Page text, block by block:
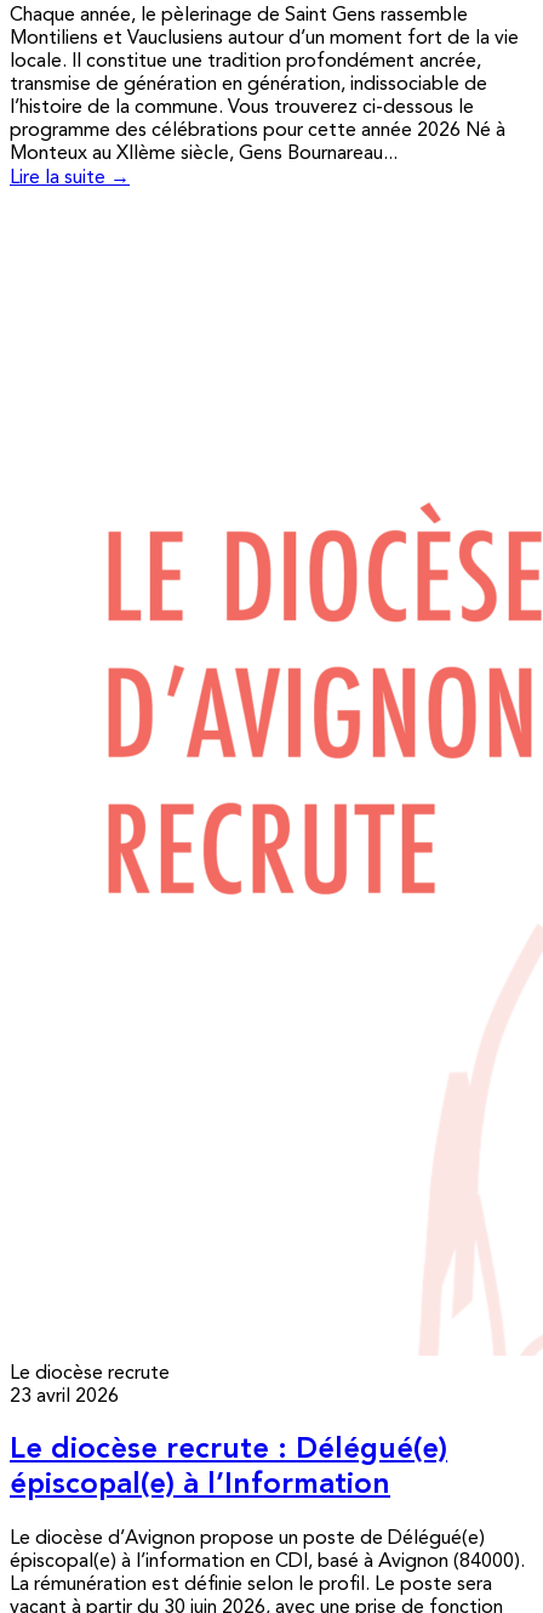
Chaque année, le pèlerinage de Saint Gens rassemble
Montiliens et Vauclusiens autour d’un moment fort de la vie
locale. Il constitue une tradition profondément ancrée,
transmise de génération en génération, indissociable de
l’histoire de la commune. Vous trouverez ci-dessous le
programme des célébrations pour cette année 2026 Né à
Monteux au XIIème siècle, Gens Bournareau...
Lire la suite →
Le diocèse recrute
23 avril 2026
Le diocèse recrute : Délégué(e)
épiscopal(e) à l’Information
Le diocèse d’Avignon propose un poste de Délégué(e)
épiscopal(e) à l’information en CDI, basé à Avignon (84000).
La rémunération est définie selon le profil. Le poste sera
vacant à partir du 30 juin 2026, avec une prise de fonction